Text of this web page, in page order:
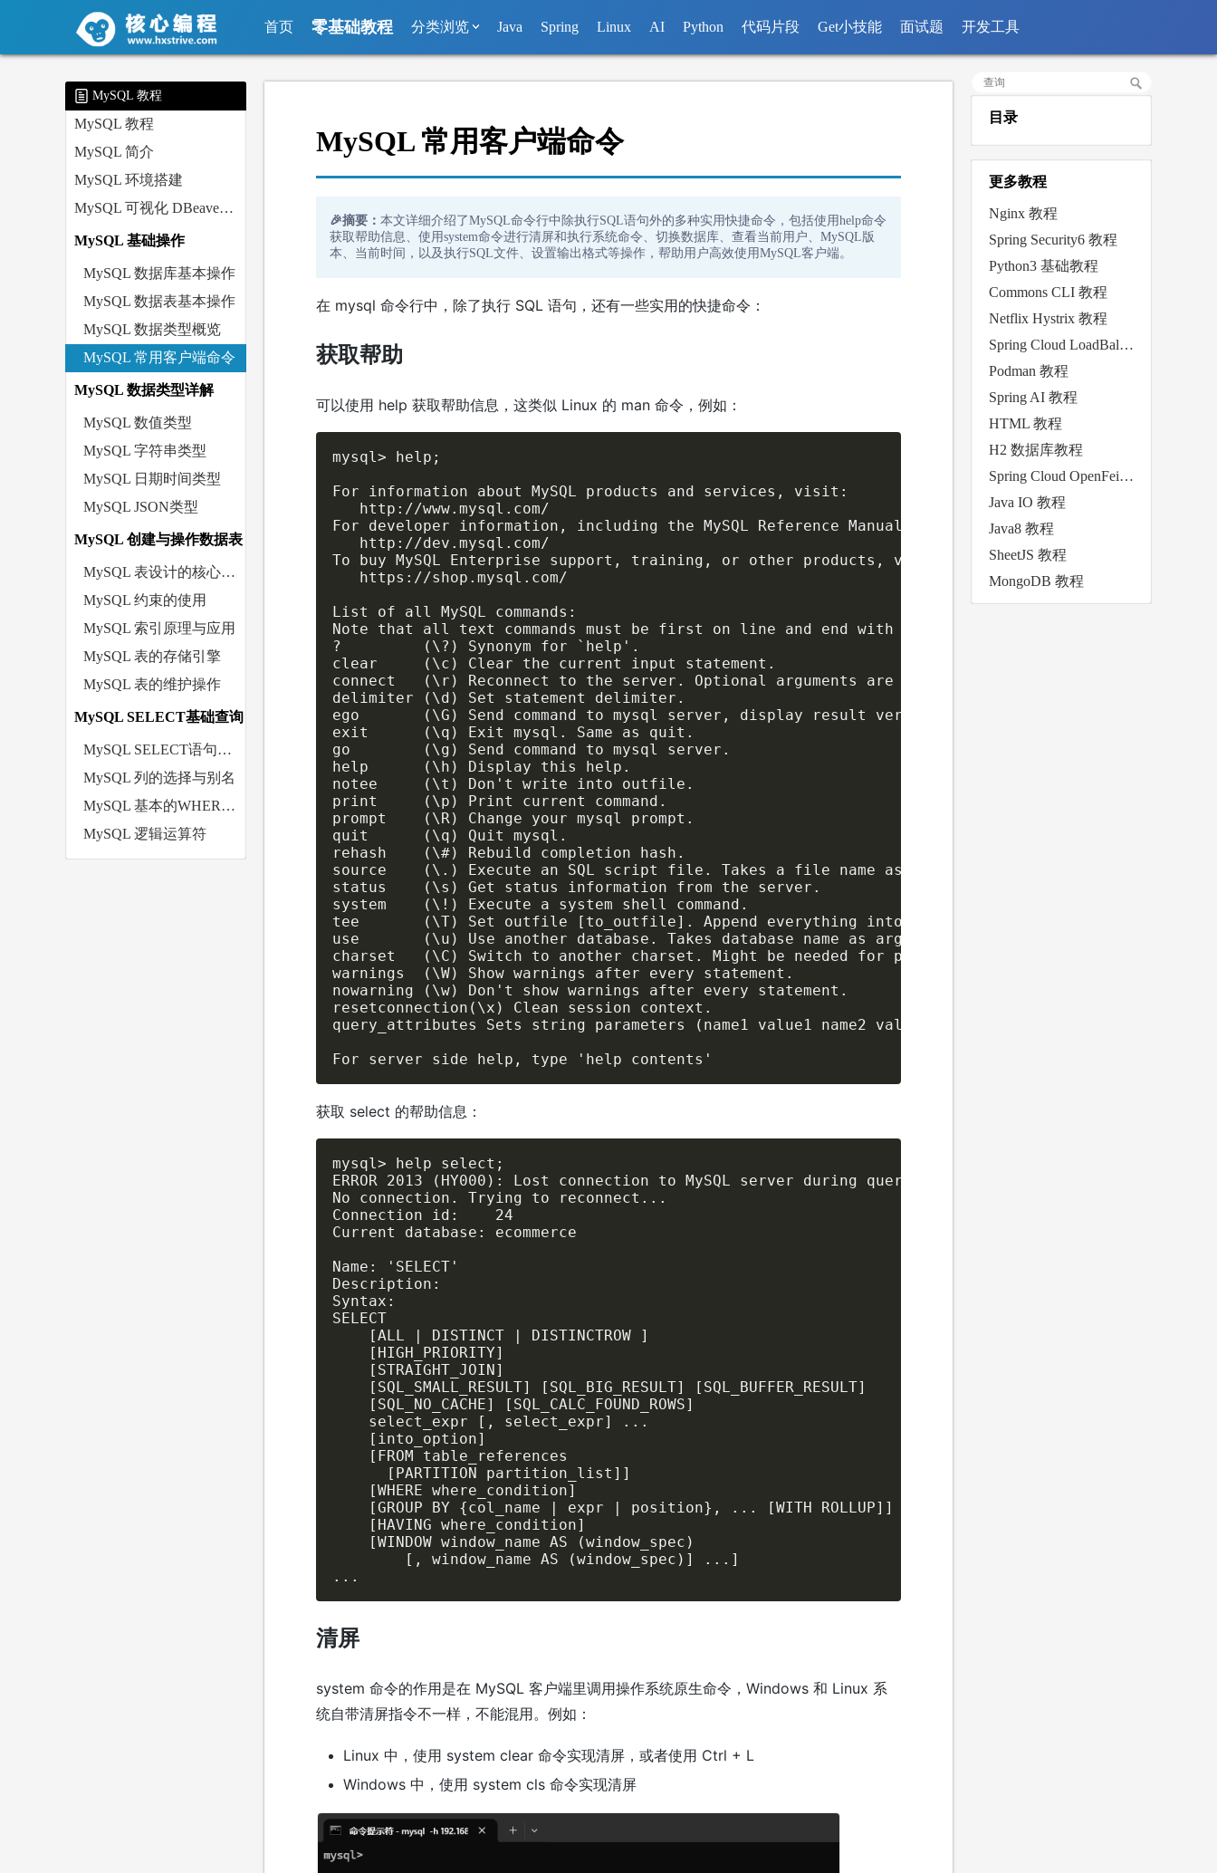
首页 零基础教程 分类浏览 Java Spring Linux AI Python 代码片段 Get小技能 面试题 开发工具
MySQL 教程
MySQL 教程
MySQL 简介
MySQL 环境搭建
MySQL 可视化 DBeaver 客户端简单使用
MySQL 基础操作
MySQL 数据库基本操作
MySQL 数据表基本操作
MySQL 数据类型概览
MySQL 常用客户端命令
MySQL 数据类型详解
MySQL 数值类型
MySQL 字符串类型
MySQL 日期时间类型
MySQL JSON类型
MySQL 创建与操作数据表
MySQL 表设计的核心原则
MySQL 约束的使用
MySQL 索引原理与应用
MySQL 表的存储引擎
MySQL 表的维护操作
MySQL SELECT基础查询
MySQL SELECT语句的基本结构
MySQL 列的选择与别名
MySQL 基本的WHERE条件过滤
MySQL 逻辑运算符
MySQL 常用客户端命令
🎉摘要： 本文详细介绍了MySQL命令行中除执行SQL语句外的多种实用快捷命令，包括使用help命令
获取帮助信息、使用system命令进行清屏和执行系统命令、切换数据库、查看当前用户、MySQL版
本、当前时间，以及执行SQL文件、设置输出格式等操作，帮助用户高效使用MySQL客户端。
在 mysql 命令行中，除了执行 SQL 语句，还有一些实用的快捷命令：
获取帮助
可以使用 help 获取帮助信息，这类似 Linux 的 man 命令，例如：
mysql> help;
For information about MySQL products and services, visit:
http://www.mysql.com/
For developer information, including the MySQL Reference Manual, visit:
http://dev.mysql.com/
To buy MySQL Enterprise support, training, or other products, visit:
https://shop.mysql.com/
List of all MySQL commands:
Note that all text commands must be first on line and end with ';'
?         (\?) Synonym for `help'.
clear     (\c) Clear the current input statement.
connect   (\r) Reconnect to the server. Optional arguments are db and host.
delimiter (\d) Set statement delimiter.
ego       (\G) Send command to mysql server, display result vertically.
exit      (\q) Exit mysql. Same as quit.
go        (\g) Send command to mysql server.
help      (\h) Display this help.
notee     (\t) Don't write into outfile.
print     (\p) Print current command.
prompt    (\R) Change your mysql prompt.
quit      (\q) Quit mysql.
rehash    (\#) Rebuild completion hash.
source    (\.) Execute an SQL script file. Takes a file name as an argument.
status    (\s) Get status information from the server.
system    (\!) Execute a system shell command.
tee       (\T) Set outfile [to_outfile]. Append everything into given outfile.
use       (\u) Use another database. Takes database name as argument.
charset   (\C) Switch to another charset. Might be needed for processing binlog with multi-byte
warnings  (\W) Show warnings after every statement.
nowarning (\w) Don't show warnings after every statement.
resetconnection(\x) Clean session context.
query_attributes Sets string parameters (name1 value1 name2 value2 ...) for the next query to
For server side help, type 'help contents'
获取 select 的帮助信息：
mysql> help select;
ERROR 2013 (HY000): Lost connection to MySQL server during query
No connection. Trying to reconnect...
Connection id:    24
Current database: ecommerce
Name: 'SELECT'
Description:
Syntax:
SELECT
[ALL | DISTINCT | DISTINCTROW ]
[HIGH_PRIORITY]
[STRAIGHT_JOIN]
[SQL_SMALL_RESULT] [SQL_BIG_RESULT] [SQL_BUFFER_RESULT]
[SQL_NO_CACHE] [SQL_CALC_FOUND_ROWS]
select_expr [, select_expr] ...
[into_option]
[FROM table_references
[PARTITION partition_list]]
[WHERE where_condition]
[GROUP BY {col_name | expr | position}, ... [WITH ROLLUP]]
[HAVING where_condition]
[WINDOW window_name AS (window_spec)
[, window_name AS (window_spec)] ...]
...
清屏
system 命令的作用是在 MySQL 客户端里调用操作系统原生命令，Windows 和 Linux 系
统自带清屏指令不一样，不能混用。例如：
Linux 中，使用 system clear 命令实现清屏，或者使用 Ctrl + L
Windows 中，使用 system cls 命令实现清屏
目录
更多教程
Nginx 教程
Spring Security6 教程
Python3 基础教程
Commons CLI 教程
Netflix Hystrix 教程
Spring Cloud LoadBalancer 教程
Podman 教程
Spring AI 教程
HTML 教程
H2 数据库教程
Spring Cloud OpenFeign 教程
Java IO 教程
Java8 教程
SheetJS 教程
MongoDB 教程